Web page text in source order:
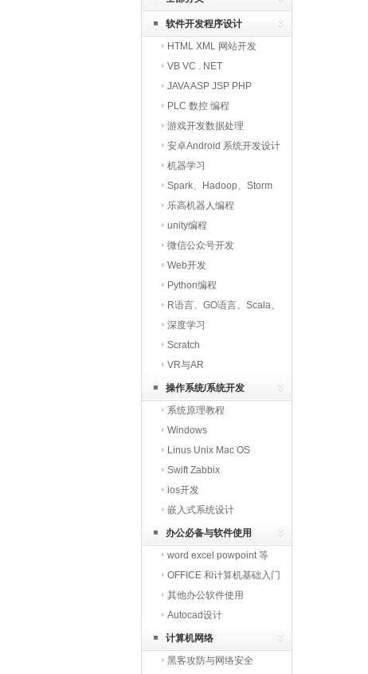
软件开发程序设计
HTML XML 网站开发
VB VC . NET
JAVA ASP JSP PHP
PLC 数控 编程
游戏开发数据处理
安卓Android 系统开发设计
机器学习
Spark、Hadoop、Storm
大数据与云计算
乐高机器人编程
unity编程
微信公众号开发
Web开发
Python编程
R语言、GO语言、Scala、
Minecraft等
深度学习
Scratch
VR与AR
操作系统/系统开发
系统原理教程
Windows
Linus Unix Mac OS
Swift Zabbix
ios开发
嵌入式系统设计
办公必备与软件使用
word excel powpoint 等
OFFICE 和计算机基础入门
其他办公软件使用
Autocad设计
计算机网络
黑客攻防与网络安全